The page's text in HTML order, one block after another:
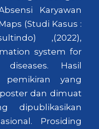
Karyawan
(Studi Kasus :
,(2022),
system for
Hasil
yang
dan dimuat
dipublikasikan
Prosiding